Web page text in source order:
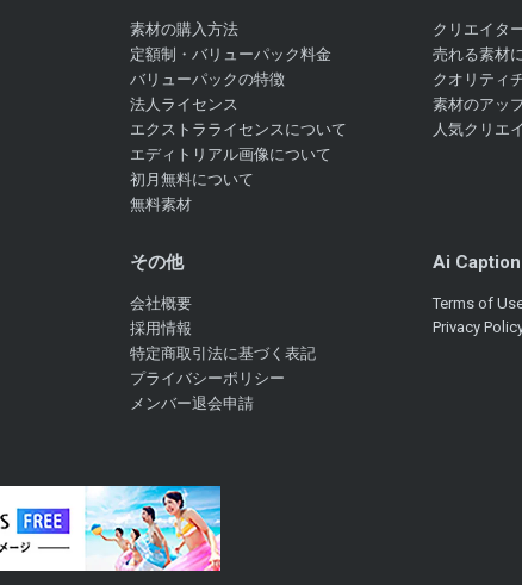
素材の購入方法
定額制・バリューパック料金
バリューパックの特徴
法人ライセンス
エクストラライセンスについて
エディトリアル画像について
初月無料について
無料素材
クリエイタ
売れる素材
クオリティ
素材のアッ
人気クリエ
その他
会社概要
採用情報
特定商取引法に基づく表記
プライバシーポリシー
メンバー退会申請
Ai
Terms of
Privacy